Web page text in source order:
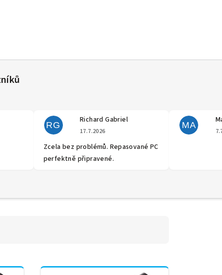
obchodu je 5 z 5 hvězdiček.
RG
Richard Gabriel
Hodnocení obchodu je 5 z 5
17.7.2026
Zcela bez problémů. Repasované PC
perfektně připravené.
MA